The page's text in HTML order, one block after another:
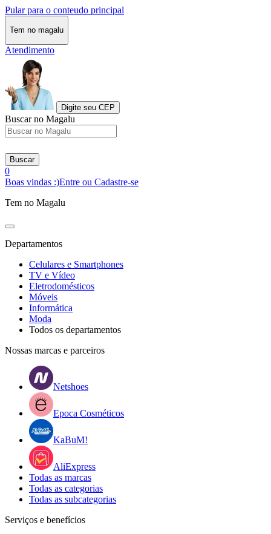
Pular para o conteudo principal
Tem no magalu
Atendimento
Digite seu CEP
Buscar no Magalu
Buscar
0
Boas vindas :)Entre ou Cadastre-se
Tem no Magalu
Departamentos
Celulares e Smartphones
TV e Vídeo
Eletrodomésticos
Móveis
Informática
Moda
Todos os departamentos
Nossas marcas e parceiros
Netshoes
Epoca Cosméticos
KaBuM!
AliExpress
Todas as marcas
Todas as categorias
Todas as subcategorias
Serviços e benefícios